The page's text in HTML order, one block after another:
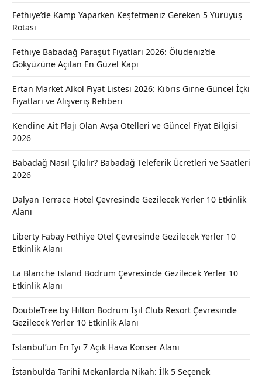
Fethiye’de Kamp Yaparken Keşfetmeniz Gereken 5 Yürüyüş
Rotası
Fethiye Babadağ Paraşüt Fiyatları 2026: Ölüdeniz’de
Gökyüzüne Açılan En Güzel Kapı
Ertan Market Alkol Fiyat Listesi 2026: Kıbrıs Girne Güncel İçki
Fiyatları ve Alışveriş Rehberi
Kendine Ait Plajı Olan Avşa Otelleri ve Güncel Fiyat Bilgisi
2026
Babadağ Nasıl Çıkılır? Babadağ Teleferik Ücretleri ve Saatleri
2026
Dalyan Terrace Hotel Çevresinde Gezilecek Yerler 10 Etkinlik
Alanı
Liberty Fabay Fethiye Otel Çevresinde Gezilecek Yerler 10
Etkinlik Alanı
La Blanche Island Bodrum Çevresinde Gezilecek Yerler 10
Etkinlik Alanı
DoubleTree by Hilton Bodrum Işıl Club Resort Çevresinde
Gezilecek Yerler 10 Etkinlik Alanı
İstanbul’un En İyi 7 Açık Hava Konser Alanı
İstanbul’da Tarihi Mekanlarda Nikah: İlk 5 Seçenek